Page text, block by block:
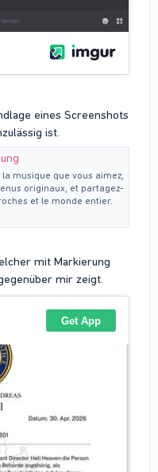
eines Screenshots
ist.
musique que vous aimez,
originaux, et partagez-
et le monde entier.
mit Markierung
mir zeigt.